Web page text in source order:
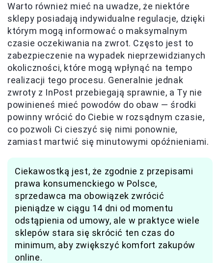
Warto również mieć na uwadze, że niektóre
sklepy posiadają indywidualne regulacje, dzięki
którym mogą informować o maksymalnym
czasie oczekiwania na zwrot. Często jest to
zabezpieczenie na wypadek nieprzewidzianych
okoliczności, które mogą wpłynąć na tempo
realizacji tego procesu. Generalnie jednak
zwroty z InPost przebiegają sprawnie, a Ty nie
powinieneś mieć powodów do obaw — środki
powinny wrócić do Ciebie w rozsądnym czasie,
co pozwoli Ci cieszyć się nimi ponownie,
zamiast martwić się minutowymi opóźnieniami.
Ciekawostką jest, że zgodnie z przepisami
prawa konsumenckiego w Polsce,
sprzedawca ma obowiązek zwrócić
pieniądze w ciągu 14 dni od momentu
odstąpienia od umowy, ale w praktyce wiele
sklepów stara się skrócić ten czas do
minimum, aby zwiększyć komfort zakupów
online.